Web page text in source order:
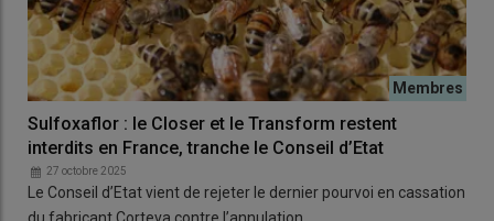
Sulfoxaflor : le Closer et le Transform restent
interdits en France, tranche le Conseil d’Etat
27 octobre 2025
Le Conseil d’Etat vient de rejeter le dernier pourvoi en cassation